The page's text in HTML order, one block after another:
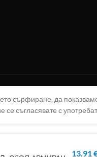
сърфиране, да
съгласявате с
13.91